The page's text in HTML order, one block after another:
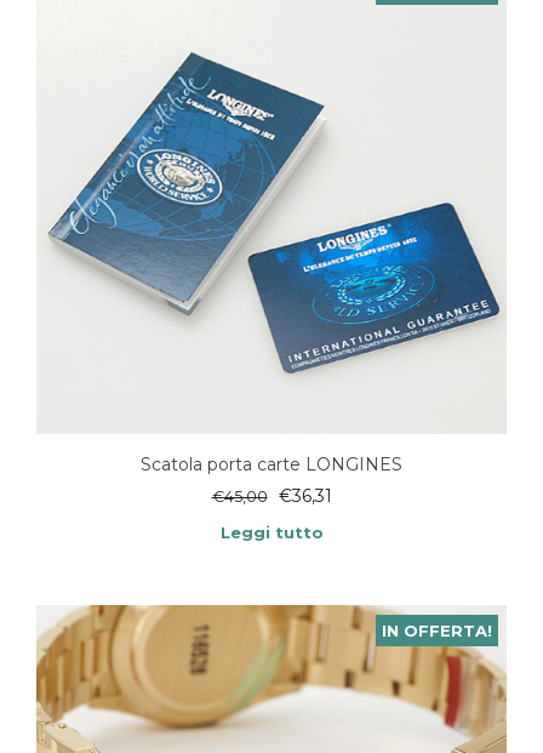
Scatola porta carte LONGINES
€45,00 €36,31
Leggi tutto
IN OFFERTA!